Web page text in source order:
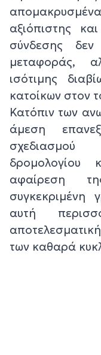
αξιόπιστης
σύνδεσης
μεταφοράς,
ισότιμης
κατοίκων στον
Κατόπιν των
άμεση
δρομολογίου
αφαίρεση
συγκεκριμένη
αυτή
των καθαρά